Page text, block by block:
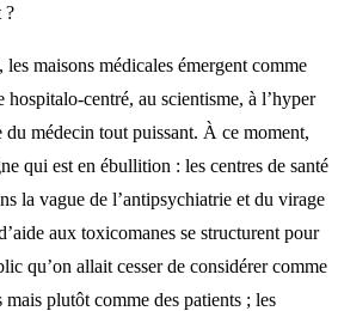
?
les maisons médicales émergent comme
hospitalo-centré, au scientisme, à l’hyper
médecin tout puissant. À ce moment,
qui est en ébullition : les centres de santé
la vague de l’antipsychiatrie et du virage
aux toxicomanes se structurent pour
qu’on allait cesser de considérer comme
plutôt comme des patients ; les